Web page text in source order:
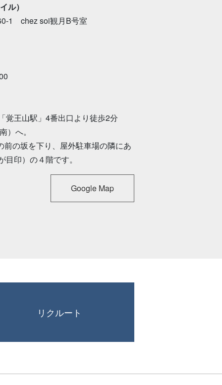
ル）
1 chez soi観月B号室
覚王山駅」4番出口より徒歩2分
）へ。
前の坂を下り、屋外駐車場の隣にあ
印）の４階です。
Google Map
リクルート